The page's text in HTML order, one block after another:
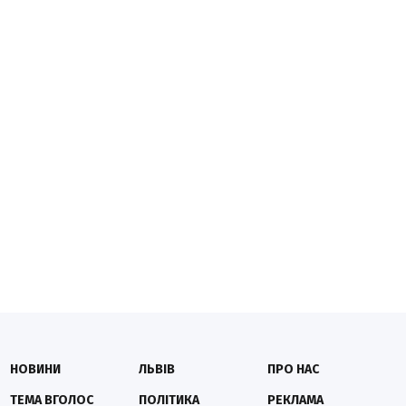
НОВИНИ
ТЕМА ВГОЛОС
ЛЬВІВ
ПОЛІТИКА
ПРО НАС
РЕКЛАМА